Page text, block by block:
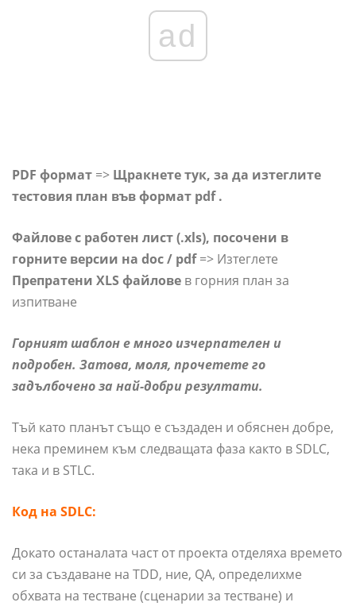
ad
PDF формат => Щракнете тук, за да изтеглите
тестовия план във формат pdf .
Файлове с работен лист (.xls), посочени в
горните версии на doc / pdf=> Изтеглете
Препратени XLS файлове в горния план за
изпитване
Горният шаблон е много изчерпателен и
подробен. Затова, моля, прочетете го
задълбочено за най-добри резултати.
Тъй като планът също е създаден и обяснен добре,
нека преминем към следващата фаза както в SDLC,
така и в STLC.
Код на SDLC:
Докато останалата част от проекта отделяха времето
си за създаване на TDD, ние, QA, определихме
обхвата на тестване (сценарии за тестване) и